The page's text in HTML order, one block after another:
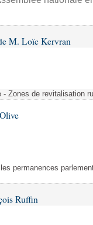
M. Loïc Kervran
- Zones de revitalisation
permanences
Ruffin